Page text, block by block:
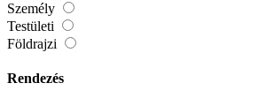
Személy
Testületi
Földrajzi
Rendezés